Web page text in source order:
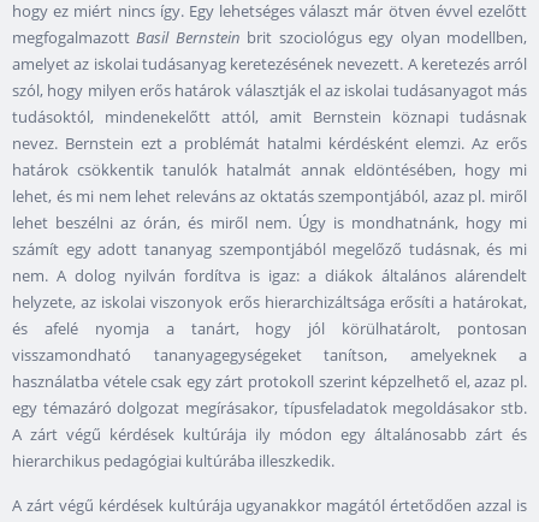
hogy ez miért nincs így. Egy lehetséges választ már ötven évvel ezelőtt
megfogalmazottBasil Bernstein brit szociológus egy olyan modellben,
amelyet az iskolai tudásanyag keretezésének nevezett. A keretezés arról
szól, hogy milyen erős határok választják el az iskolai tudásanyagot más
tudásoktól, mindenekelőtt attól, amit Bernstein köznapi tudásnak
nevez. Bernstein ezt a problémát hatalmi kérdésként elemzi. Az erős
határok csökkentik tanulók hatalmát annak eldöntésében, hogy mi
lehet, és mi nem lehet releváns az oktatás szempontjából, azaz pl. miről
lehet beszélni az órán, és miről nem. Úgy is mondhatnánk, hogy mi
számít egy adott tananyag szempontjából megelőző tudásnak, és mi
nem. A dolog nyilván fordítva is igaz: a diákok általános alárendelt
helyzete, az iskolai viszonyok erős hierarchizáltsága erősíti a határokat,
és afelé nyomja a tanárt, hogy jól körülhatárolt, pontosan
visszamondható tananyagegységeket tanítson, amelyeknek a
használatba vétele csak egy zárt protokoll szerint képzelhető el, azaz pl.
egy témazáró dolgozat megírásakor, típusfeladatok megoldásakor stb.
A zárt végű kérdések kultúrája ily módon egy általánosabb zárt és
hierarchikus pedagógiai kultúrába illeszkedik.
A zárt végű kérdések kultúrája ugyanakkor magától értetődően azzal is